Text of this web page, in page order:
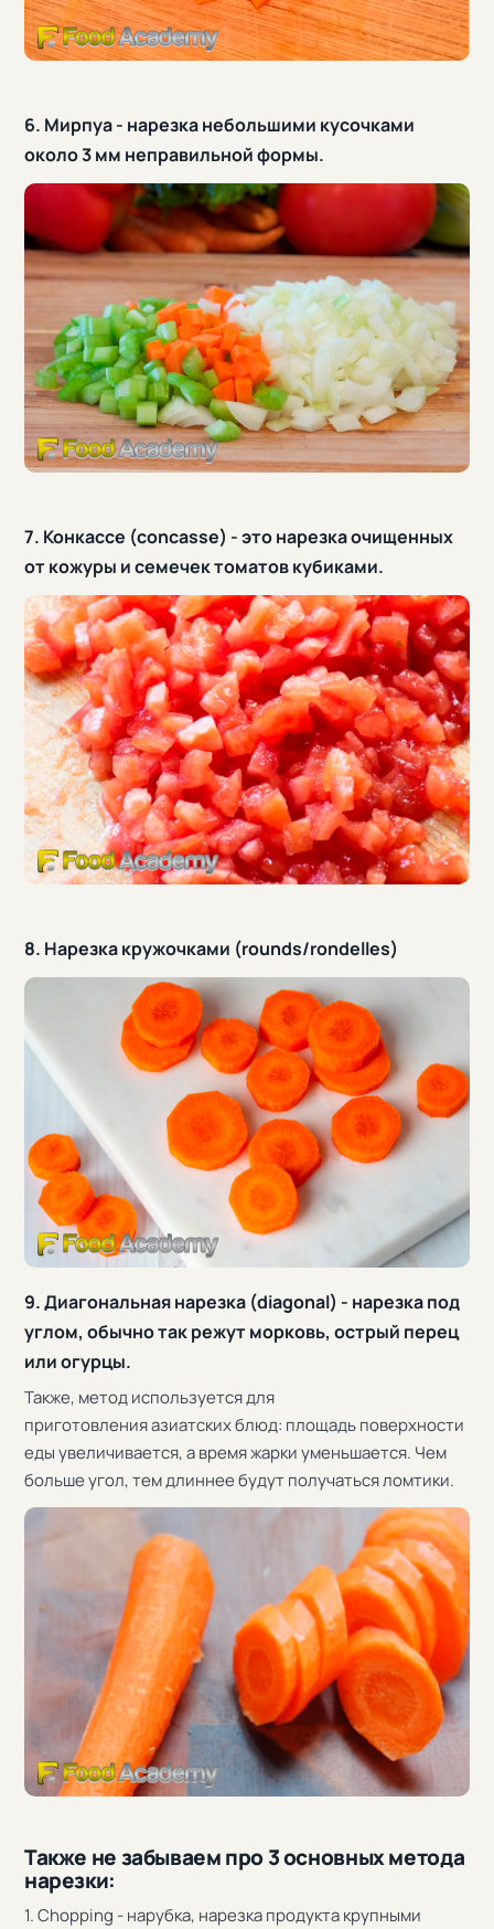
6. Мирпуа - нарезка небольшими кусочками
около 3 мм неправильной формы.
7. Конкассе (concasse) - это нарезка очищенных
от кожуры и семечек томатов кубиками.
8. Нарезка кружочками (rounds/rondelles)
9. Диагональная нарезка (diagonal) - нарезка под
углом, обычно так режут морковь, острый перец
или огурцы.
Также, метод используется для
приготовления азиатских блюд: площадь поверхности
еды увеличивается, а время жарки уменьшается. Чем
больше угол, тем длиннее будут получаться ломтики.
Также не забываем про 3 основных метода
нарезки:
1. Chopping - нарубка, нарезка продукта крупными